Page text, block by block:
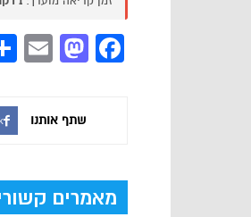
שתף אותנו
מאמרים